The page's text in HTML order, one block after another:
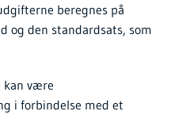
beregnes på
og den standardsats, som
kan være
i forbindelse med et